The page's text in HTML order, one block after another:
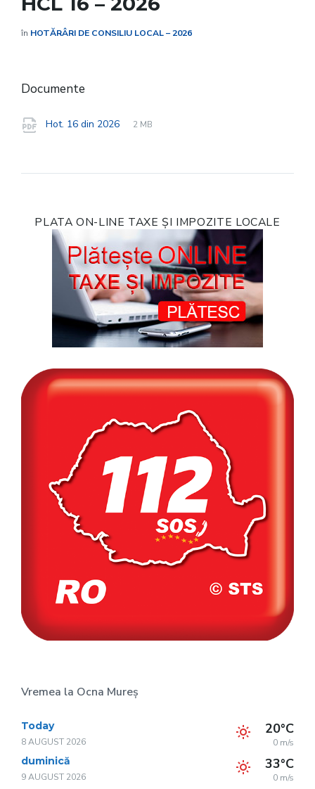
în HOTĂRÂRI DE CONSILIU LOCAL – 2026
Documente
Hot. 16 din 2026
File
pdf
File
2 MB
PLATA ON-LINE TAXE ȘI IMPOZITE LOCALE
Vremea la Ocna Mureș
Today
8 AUGUST 2026
20°C
0 m/s
duminică
9 AUGUST 2026
33°C
0 m/s